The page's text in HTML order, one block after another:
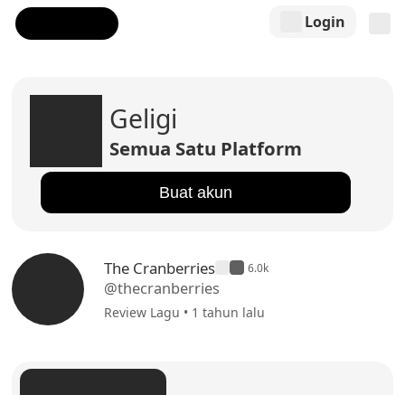
Login
Geligi
Semua Satu Platform
Buat akun
The Cranberries 6.0k
@thecranberries
Review Lagu • 1 tahun lalu